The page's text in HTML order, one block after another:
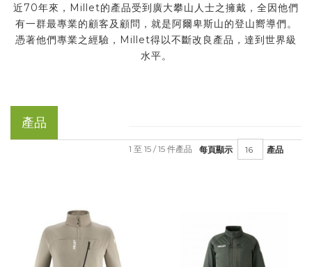
近70年來，Millet的產品受到廣大攀山人士之擁戴，全因他們
有一群最專業的顧客及顧問，就是阿爾卑斯山的登山嚮導們。
憑著他們專業之經驗，Millet得以不斷改良產品，達到世界級
水平。
產品
每頁顯示 產品
1 至 15 / 15 件產品